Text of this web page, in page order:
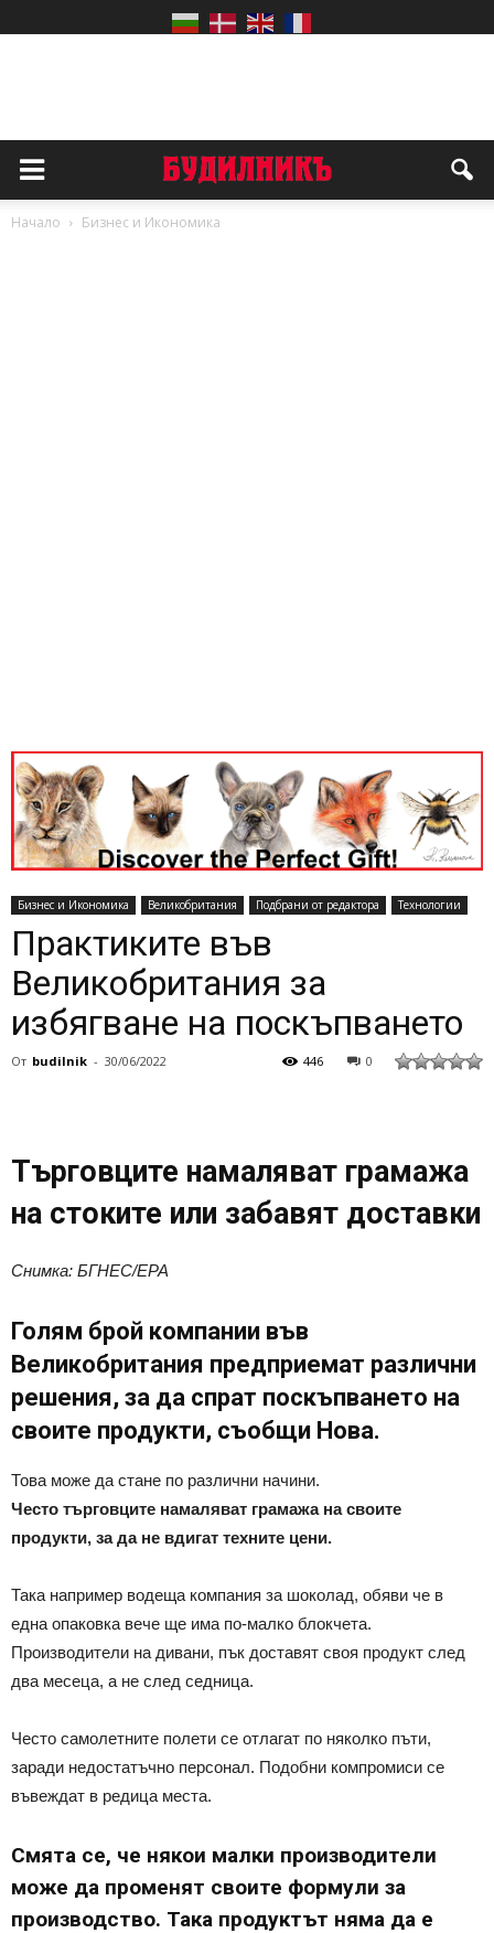
Начало Бизнес и Икономика
Бизнес и Икономика Великобритания Подбрани от редактора Технологии
Практиките във
Великобритания за
избягване на поскъпването
От budilnik - 30/06/2022 0
446
Търговците намаляват грамажа
на стоките или забавят доставки
Снимка: БГНЕС/EPA
Голям брой компании във
Великобритания предприемат различни
решения, за да спрат поскъпването на
своите продукти, съобщи Нова.
Това може да стане по различни начини.
Често търговците намаляват грамажа на своите
продукти, за да не вдигат техните цени.
Така например водеща компания за шоколад, обяви че в
една опаковка вече ще има по-малко блокчета.
Производители на дивани, пък доставят своя продукт след
два месеца, а не след седница.
Често самолетните полети се отлагат по няколко пъти,
заради недостатъчно персонал. Подобни компромиси се
въвеждат в редица места.
Смята се, че някои малки производители
може да променят своите формули за
производство. Така продуктът няма да е